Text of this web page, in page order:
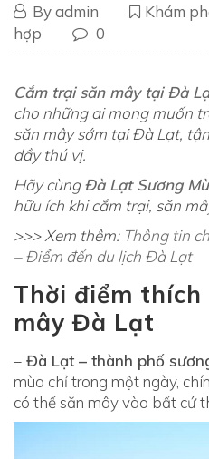
N
ê
n
c
ắ
m
t
r
ạ
i
s
ă
n
1
8
/
0
/
2
0
2
0
Byadmin Khám
hợp
0
N
ê
n
c
ắ
t
r
ạ
i
s
ă
n
Cắm trại săn mây tại Đà
cho những ai mong muốn
săn mây sớm tại Đà Lạt,
đầy thú vị.
Hãy cùngĐà Lạt Sương Mù
hữu ích khi cắm trại, săn
>>> Xem thêm: Thông tin
– Điểm đến du lịch Đà Lạt
Thời điểm thích
mây Đà Lạt
– Đà Lạt – thành phố
mùa chỉ trong một ngày,
có thể săn mây vào bất cứ